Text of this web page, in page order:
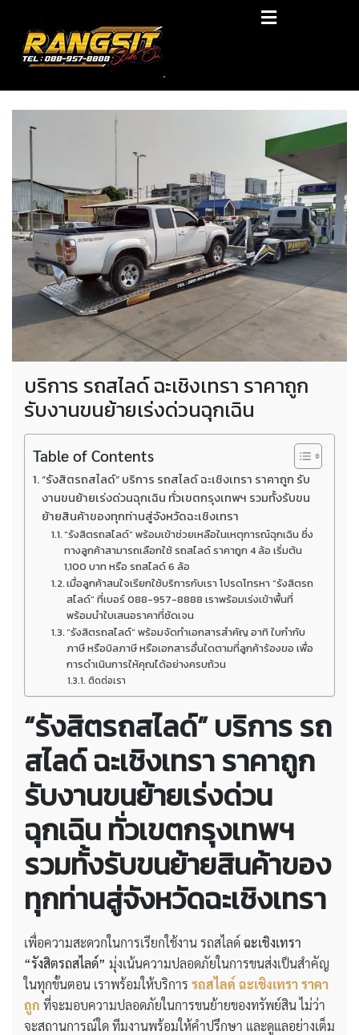
content
RANGSIT SlideON
รถยก168 รถสไลด์รังสิต รถสไลด์ ราคาถูก
บริการ รถสไลด์ ฉะเชิงเทรา ราคาถูก
รับงานขนย้ายเร่งด่วนฉุกเฉิน
Table of Contents
“รังสิตรถสไลด์” บริการ รถสไลด์ ฉะเชิงเทรา ราคาถูก รับ
งานขนย้ายเร่งด่วนฉุกเฉิน ทั่วเขตกรุงเทพฯ รวมทั้งรับขน
ย้ายสินค้าของทุกท่านสู่จังหวัดฉะเชิงเทรา
“รังสิตรถสไลด์” พร้อมเข้าช่วยเหลือในเหตุการณ์ฉุกเฉิน ซึ่ง
ทางลูกค้าสามารถเลือกใช้ รถสไลด์ ราคาถูก 4 ล้อ เริ่มต้น
1,100 บาท หรือ รถสไลด์ 6 ล้อ
เมื่อลูกค้าสนใจเรียกใช้บริการกับเรา โปรดโทรหา “รังสิตรถ
สไลด์” ที่เบอร์ 088-957-8888 เราพร้อมเร่งเข้าพื้นที่
พร้อมนำใบเสนอราคาที่ชัดเจน
“รังสิตรถสไลด์” พร้อมจัดทำเอกสารสำคัญ อาทิ ใบกำกับ
ภาษี หรือบิลภาษี หรือเอกสารอื่นใดตามที่ลูกค้าร้องขอ เพื่อ
การดำเนินการให้คุณได้อย่างครบถ้วน
ติดต่อเรา
“รังสิตรถสไลด์” บริการรถ
สไลด์ ฉะเชิงเทรา ราคาถูก
รับงานขนย้ายเร่งด่วน
ฉุกเฉินทั่วเขตกรุงเทพฯ
รวมทั้งรับขนย้ายสินค้าของ
ทุกท่านสู่จังหวัดฉะเชิงเทรา
เพื่อความสะดวกในการเรียกใช้งาน รถสไลด์ฉะเชิงเทรา
“รังสิตรถสไลด์” มุ่งเน้นความปลอดภัยในการขนส่งเป็นสำคัญ
ในทุกขั้นตอน เราพร้อมให้บริการ รถสไลด์ ฉะเชิงเทรา ราคา
ถูก ที่จะมอบความปลอดภัยในการขนย้ายของทรัพย์สิน ไม่ว่า
จะสถานการณ์ใด ทีมงานพร้อมให้คำปรึกษา และดูแลอย่างเต็ม